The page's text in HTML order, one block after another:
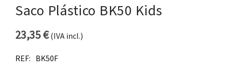
Saco Plástico BK50 Kids
23,35€(IVA incl.)
REF: BK50F